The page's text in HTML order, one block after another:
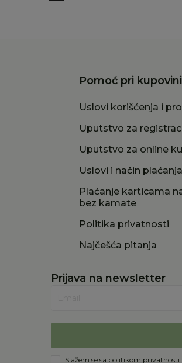
Pomoć pri kupovini
Uslovi korišćenja i
Uputstvo za
Uputstvo za online
Uslovi i način plaćanja
Plaćanje karticama
bez kamate
Politika privatnosti
Najčešća pitanja
Prijava na newsletter
Slažem se sa politikom privatnosti